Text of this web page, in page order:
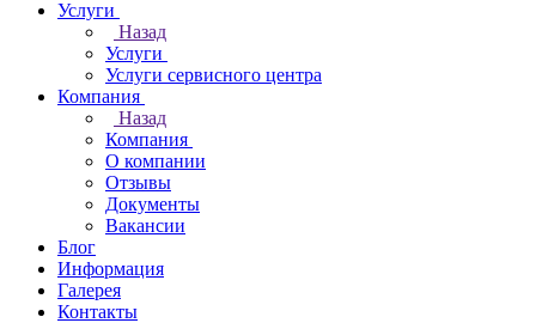
Услуги
Назад
Услуги
Услуги сервисного центра
Компания
Назад
Компания
О компании
Отзывы
Документы
Вакансии
Блог
Информация
Галерея
Контакты